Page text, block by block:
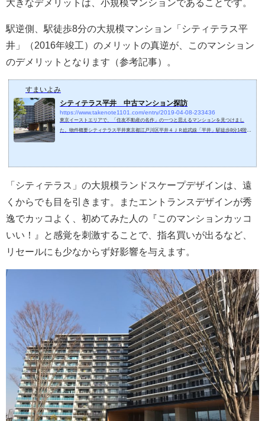
大きなデメリットは、小規模マンションであることです。
駅逆側、駅徒歩8分の大規模マンション「シティテラス平
井」（2016年竣工）のメリットの真逆が、このマンション
のデメリットとなります（参考記事）。
すまいよみ
シティテラス平井 中古マンション探訪
https://www.takenote1101.com/entry/2019-04-08-233436
東京イーストエリアで、「住友不動産の名作」の一つと思えるマンションを見つけまし
た。物件概要シティテラス平井東京都江戸川区平井４ＪＲ総武線「平井」駅徒歩8分14階35
た！この物件の魅力...
「シティテラス」の大規模ランドスケープデザインは、遠
くからでも目を引きます。またエントランスデザインが秀
逸でカッコよく、初めてみた人の『このマンションカッコ
いい！』と感覚を刺激することで、指名買いが出るなど、
リセールにも少なからず好影響を与えます。